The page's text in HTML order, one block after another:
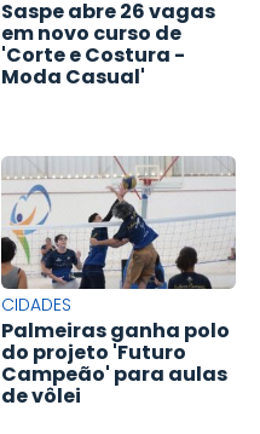
Saspe abre 26 vagas
em novo curso de
'Corte e Costura -
Moda Casual'
CIDADES
Palmeiras ganha polo
do projeto 'Futuro
Campeão' para aulas
de vôlei